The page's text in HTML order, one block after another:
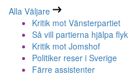
Alla Väljare
Kritik mot Vänsterpartiet
Så vill partierna hjälpa
Kritik mot Jomshof
Politiker reser i Sverige
Färre assistenter